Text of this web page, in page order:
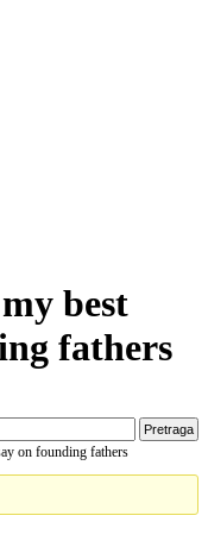
best
fathers
on founding fathers